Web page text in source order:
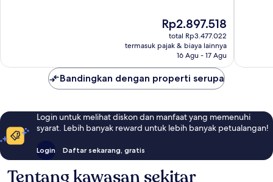
Harga
sekarang
Rp2.897.518
Rp2.897.518
total Rp3.477.022
termasuk pajak & biaya lainnya
16 Agu - 17 Agu
Bandingkan dengan properti serupa
Login untuk melihat diskon dan manfaat yang memenuhi
syarat. Lebih banyak reward untuk lebih banyak petualangan!
Login Daftar sekarang, gratis
Tentang kawasan sekitar